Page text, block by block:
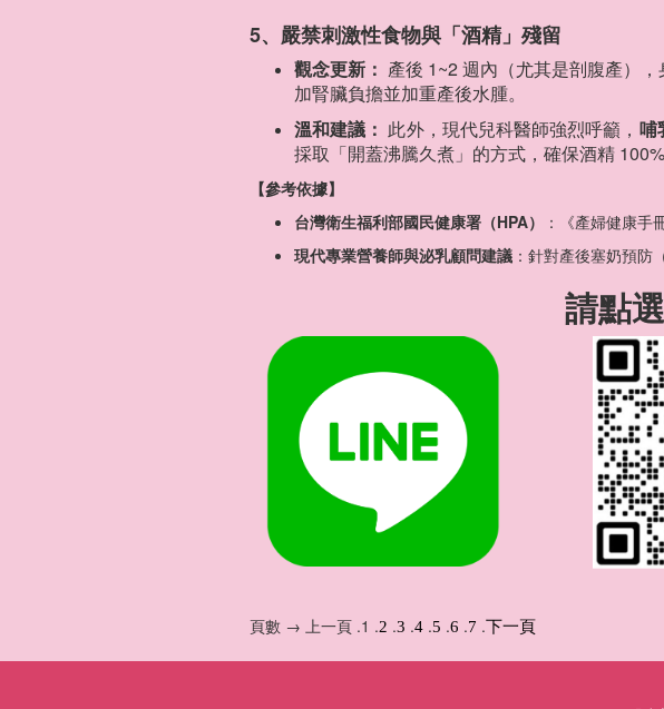
5、嚴禁刺激性食物與「酒精」殘留
觀念更新： 產後 1~2 週內（尤其是剖腹產）
加腎臟負擔並加重產後水腫。
溫和建議： 此外，現代兒科醫師強烈呼籲， 哺
採取「開蓋沸騰久煮」的方式，確保酒精
【參考依據】
台灣衛生福利部國民健康署（HPA）
：《產婦健康手
現代專業營養師與泌乳顧問建議 ：針對產後塞奶預防
請點
頁數 → 上一頁 .1 .2 .3 .4 .5 .6 .7 .下一頁